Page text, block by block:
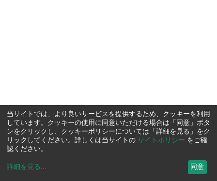
当サイトでは、より良いサービスを提供するため、クッキーを利用
しています。クッキーの使用に同意いただける場合は「同意」ボタ
ンをクリックし、クッキーポリシーについては「詳細を見る」をク
リックしてください。詳しくは当サイトの サイトポリシー をご確
認ください。
詳細を見る ... 同意